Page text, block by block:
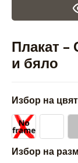
Плакат
и бяло
Избор на
Избор на